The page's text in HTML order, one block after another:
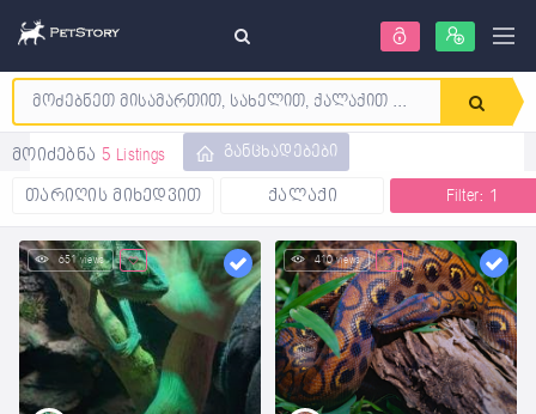
მოიძებნა 5 Listings განცხადებები
თარიღის მიხედვით ქალაქი Filter: 1
651 views 410 views